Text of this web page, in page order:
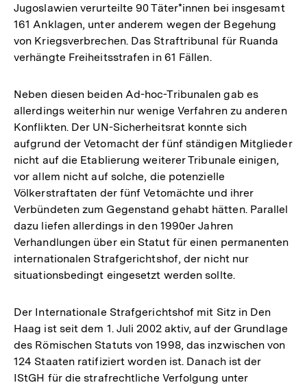
Jugoslawien verurteilte 90 Täter*innen bei insgesamt
161 Anklagen, unter anderem wegen der Begehung
von Kriegsverbrechen. Das Straftribunal für Ruanda
verhängte Freiheitsstrafen in 61 Fällen.
Neben diesen beiden Ad-hoc-Tribunalen gab es
allerdings weiterhin nur wenige Verfahren zu anderen
Konflikten. Der UN-Sicherheitsrat konnte sich
aufgrund der Vetomacht der fünf ständigen Mitglieder
nicht auf die Etablierung weiterer Tribunale einigen,
vor allem nicht auf solche, die potenzielle
Völkerstraftaten der fünf Vetomächte und ihrer
Verbündeten zum Gegenstand gehabt hätten. Parallel
dazu liefen allerdings in den 1990er Jahren
Verhandlungen über ein Statut für einen permanenten
internationalen Strafgerichtshof, der nicht nur
situationsbedingt eingesetzt werden sollte.
Der Internationale Strafgerichtshof mit Sitz in Den
Haag ist seit dem 1. Juli 2002 aktiv, auf der Grundlage
des Römischen Statuts von 1998, das inzwischen von
124 Staaten ratifiziert worden ist. Danach ist der
IStGH für die strafrechtliche Verfolgung unter